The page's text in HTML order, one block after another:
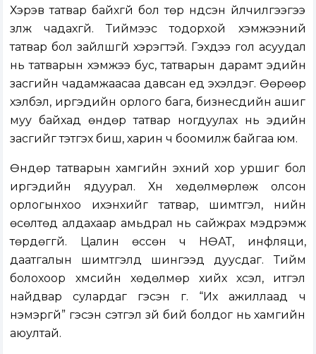
Хэрэв татвар байхгүй бол төр үндсэн үйлчилгээгээ
үзүүлж чадахгүй. Тиймээс тодорхой хэмжээний
татвар бол зайлшгүй хэрэгтэй. Гэхдээ гол асуудал
нь татварын хэмжээ бус, татварын дарамт эдийн
засгийн чадамжаасаа давсан үед эхэлдэг. Өөрөөр
хэлбэл, иргэдийн орлого бага, бизнесүүдийн ашиг
муу байхад өндөр татвар ногдуулах нь эдийн
засгийг тэтгэх биш, харин ч боомилж байгаа юм.
Өндөр татварын хамгийн эхний хор уршиг бол
иргэдийн ядуурал. Хүн хөдөлмөрлөж олсон
орлогынхоо ихэнхийг татвар, шимтгэл, үнийн
өсөлтөд алдахаар амьдрал нь сайжрах мэдрэмж
төрдөггүй. Цалин өссөн ч НӨАТ, инфляци,
даатгалын шимтгэлд шингээд дуусдаг. Тийм
болохоор хүмүүсийн хөдөлмөр хийх хүсэл, итгэл
найдвар сулардаг гэсэн үг. “Их ажиллаад ч
нэмэргүй” гэсэн сэтгэл зүй бий болдог нь хамгийн
аюултай.